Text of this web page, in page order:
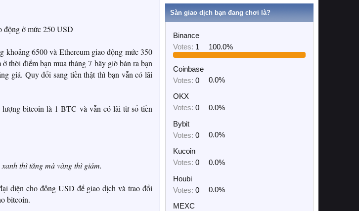
động ở mức 250 USD
6500 và Ethereum giao động mức 350
điểm bạn mua tháng 7 bây giờ bán ra bạn
giá. Quy đổi sang tiền thật thì bạn vẫn có lãi
bitcoin là 1 BTC và vẫn có lãi từ số tiền
thì tăng mà vàng thì giảm.
diện cho đồng USD để giao dịch và trao đổi
bitcoin.
Sàn giao dịch bạn đang chơi là?
Binance
Votes: 1 100.0%
Coinbase
Votes: 0
0.0%
OKX
Votes: 0
0.0%
Bybit
Votes: 0
0.0%
Kucoin
Votes: 0
0.0%
Houbi
Votes: 0
0.0%
MEXC